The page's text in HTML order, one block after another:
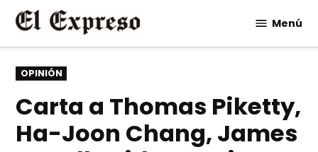
Saltar
contenido
Menú
PUBLICADO
EN
OPINIÓN
Carta a Thomas Piketty,
Ha-Joon Chang, James